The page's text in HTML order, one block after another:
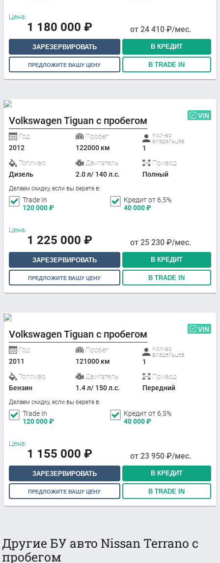
Цена:
1 180 000 ₽ от 24 410 ₽/мес.
ЗАРЕЗЕРВИРОВАТЬ В КРЕДИТ
ПРЕДЛОЖИТЕ ВАШУ ЦЕНУ В TRADE IN
Volkswagen Tiguan с пробегом VIN
Год
2012
Пробег
122000 км
Кол-во
владельцев
1
Топливо
Дизель
Двигатель
2.0 л/ 140 л.с.
Привод
Полный
Делаем скидку, если вы берете в:
Trade In
120 000₽
Кредит от 6,5%
40 000₽
Цена:
1 225 000 ₽ от 25 230 ₽/мес.
ЗАРЕЗЕРВИРОВАТЬ В КРЕДИТ
ПРЕДЛОЖИТЕ ВАШУ ЦЕНУ В TRADE IN
Volkswagen Tiguan с пробегом VIN
Год
2011
Пробег
121000 км
Кол-во
владельцев
1
Топливо
Бензин
Двигатель
1.4 л/ 150 л.с.
Привод
Передний
Делаем скидку, если вы берете в:
Trade In
120 000₽
Кредит от 6,5%
40 000₽
Цена:
1 155 000 ₽ от 23 950 ₽/мес.
ЗАРЕЗЕРВИРОВАТЬ В КРЕДИТ
ПРЕДЛОЖИТЕ ВАШУ ЦЕНУ В TRADE IN
Другие БУ авто Nissan Terrano с
пробегом